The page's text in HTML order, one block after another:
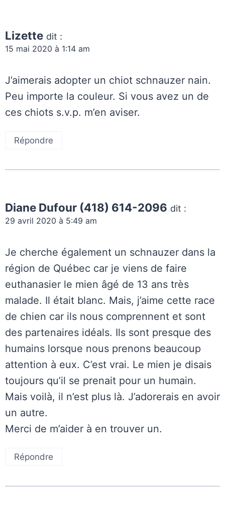
Lizette dit :
15 mai 2020 à 1:14 am
J’aimerais adopter un chiot schnauzer nain.
Peu importe la couleur. Si vous avez un de
ces chiots s.v.p. m’en aviser.
Répondre
Diane Dufour (418) 614-2096 dit :
29 avril 2020 à 5:49 am
Je cherche également un schnauzer dans la
région de Québec car je viens de faire
euthanasier le mien âgé de 13 ans très
malade. Il était blanc. Mais, j’aime cette race
de chien car ils nous comprennent et sont
des partenaires idéals. Ils sont presque des
humains lorsque nous prenons beaucoup
attention à eux. C’est vrai. Le mien je disais
toujours qu’il se prenait pour un humain.
Mais voilà, il n’est plus là. J’adorerais en avoir
un autre.
Merci de m’aider à en trouver un.
Répondre